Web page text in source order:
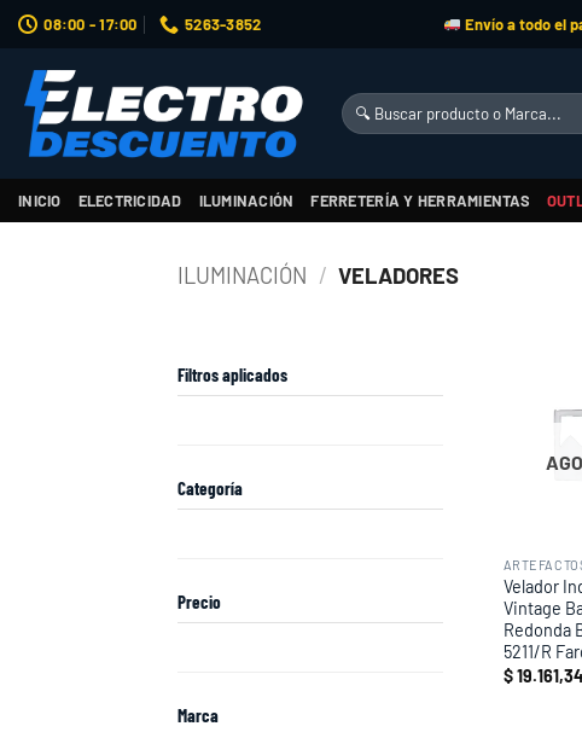
Saltar
contenido
08:00 - 17:00 5263-3852 Envío a todo el
Buscar
por:
INICIO ELECTRICIDAD ILUMINACIÓN FERRETERÍA Y HERRAMIENTAS
ILUMINACIÓN / VELADORES
Filtros aplicados
Categoría
Precio
Marca
Velador
Vintage
Redonda
5211/R
$19.161,34